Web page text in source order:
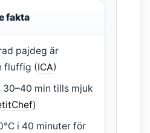
fakta
pajdeg är
fluffig (ICA)
30–40 min tills mjuk
)
i 40 minuter för